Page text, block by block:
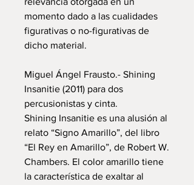
momento dado a las cualidades
figurativas o no-figurativas de
dicho material.
Miguel Ángel Frausto.- Shining
Insanitie (2011) para dos
percusionistas y cinta.
Shining Insanitie es una alusión al
relato “Signo Amarillo”, del libro
“El Rey en Amarillo”, de Robert W.
Chambers. El color amarillo tiene
la característica de exaltar al